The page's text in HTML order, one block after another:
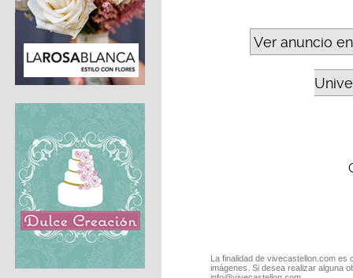
Ver anuncio
La finalidad de vivecastellon.com
imágenes. Si desea realizar alguna